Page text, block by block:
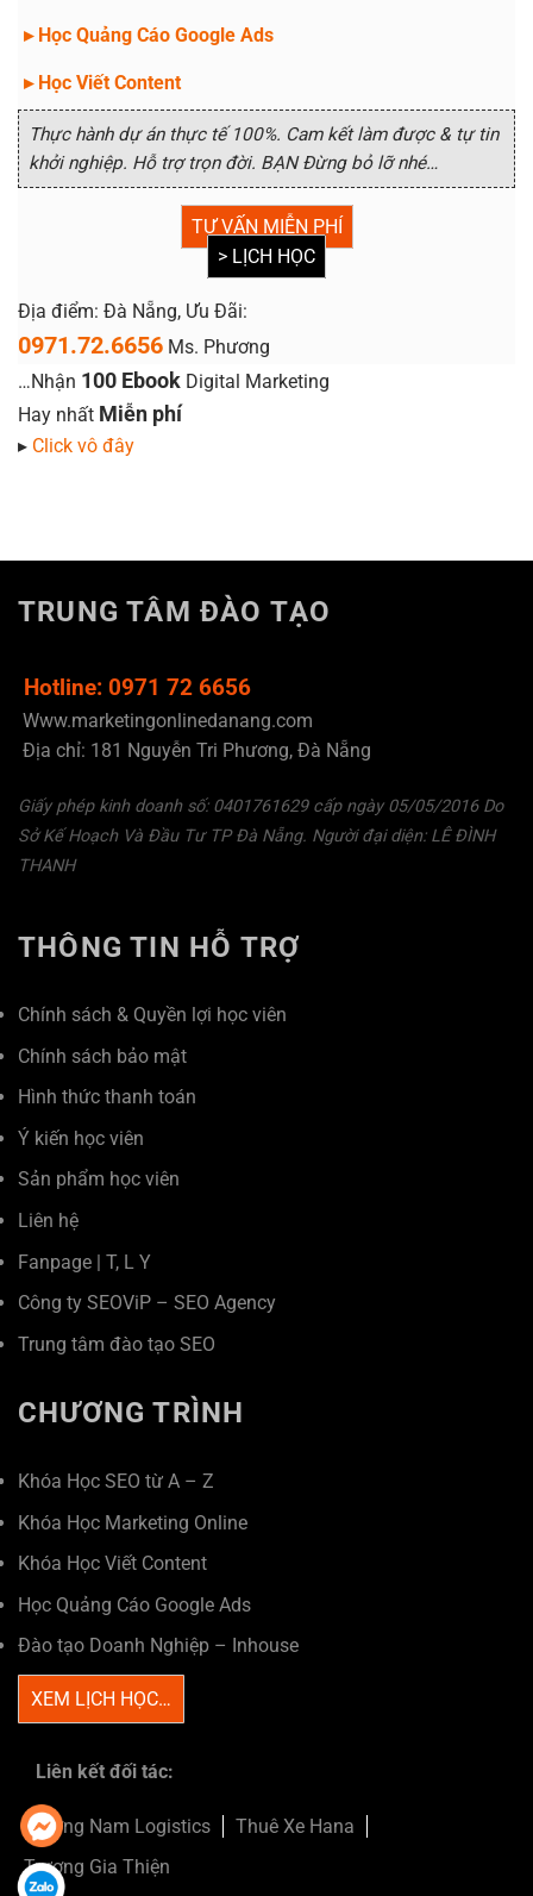
▸ Học Quảng Cáo Google Ads
▸ Học Viết Content
Thực hành dự án thực tế 100%. Cam kết làm được & tự tin
khởi nghiệp. Hỗ trợ trọn đời. BẠN Đừng bỏ lỡ nhé…
TƯ VẤN MIỄN PHÍ
> LỊCH HỌC
Địa điểm: Đà Nẵng, Ưu Đãi:
0971.72.6656 Ms. Phương
…Nhận 100 Ebook Digital Marketing
Hay nhất Miễn phí
▸ Click vô đây
TRUNG TÂM ĐÀO TẠO
Hotline: 0971 72 6656
Www.marketingonlinedanang.com
Địa chỉ: 181 Nguyễn Tri Phương, Đà Nẵng
Giấy phép kinh doanh số: 0401761629 cấp ngày 05/05/2016 Do
Sở Kế Hoạch Và Đầu Tư TP Đà Nẵng. Người đại diện: LÊ ĐÌNH
THANH
THÔNG TIN HỖ TRỢ
Chính sách & Quyền lợi học viên
Chính sách bảo mật
Hình thức thanh toán
Ý kiến học viên
Sản phẩm học viên
Liên hệ
Fanpage | T, L Y
Công ty SEOViP – SEO Agency
Trung tâm đào tạo SEO
CHƯƠNG TRÌNH
Khóa Học SEO từ A – Z
Khóa Học Marketing Online
Khóa Học Viết Content
Học Quảng Cáo Google Ads
Đào tạo Doanh Nghiệp – Inhouse
XEM LỊCH HỌC…
Liên kết đối tác:
Trường Nam Logistics
Thuê Xe Hana
Trương Gia Thiện